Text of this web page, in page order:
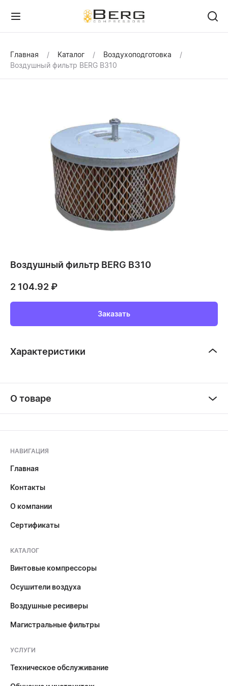
Главная Каталог
Воздухоподготовка
Воздушный фильтр BERG В310
Воздушный фильтр BERG В310
2 104.92₽
Заказать
Характеристики
О товаре
НАВИГАЦИЯ
Главная
Контакты
О компании
Сертификаты
КАТАЛОГ
Винтовые компрессоры
Осушители воздуха
Воздушные ресиверы
Магистральные фильтры
УСЛУГИ
Техническое обслуживание